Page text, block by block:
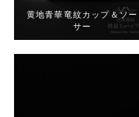
黄地青華竜紋カップ＆ソー
サー